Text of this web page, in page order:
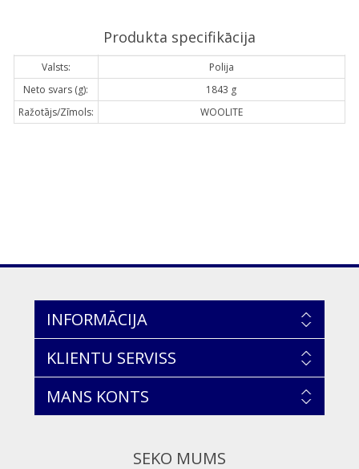
Produkta specifikācija
Valsts:
Polija
Neto svars (g):
1843 g
Ražotājs/Zīmols:
WOOLITE
INFORMĀCIJA
KLIENTU SERVISS
MANS KONTS
SEKO MUMS